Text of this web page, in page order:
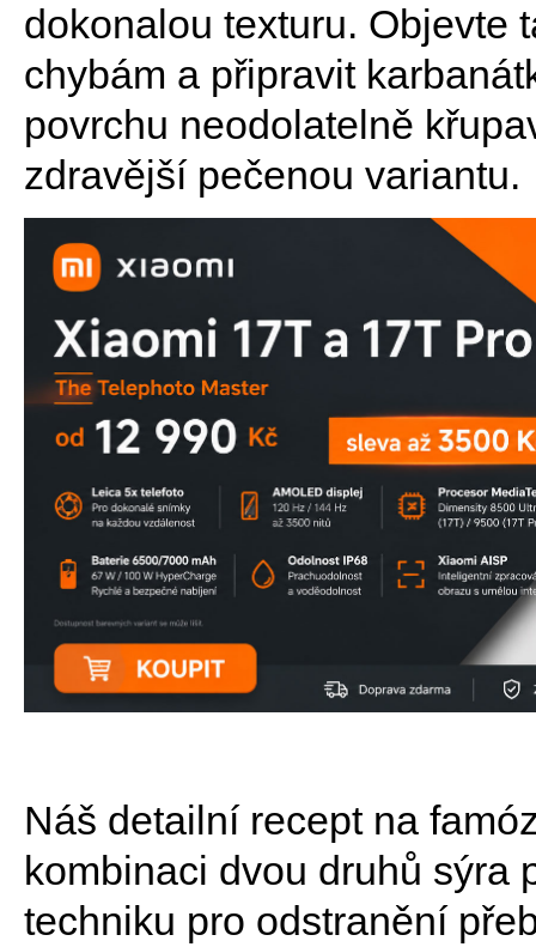
dokonalou texturu. Objevte
chybám a připravit
povrchu neodolatelně
zdravější pečenou variantu.
Náš detailní recept na
kombinaci dvou druhů sýra
techniku pro odstranění